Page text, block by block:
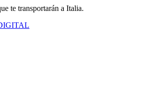
te transportarán a Italia.